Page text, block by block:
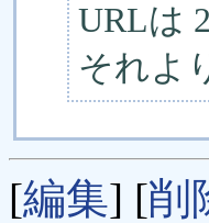
URLは
それよ
[編集] [削